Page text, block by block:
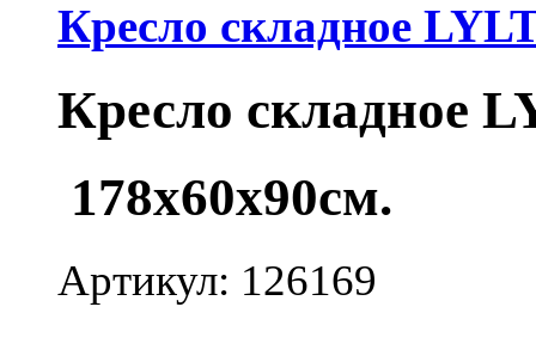
Кресло складное
Кресло складное
178х60x90см.
Артикул: 126169